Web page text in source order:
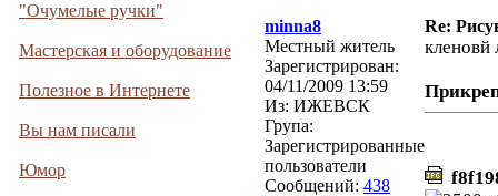
"Очумелые ручки"
Мастерская и оборудование
Полезное в Интернете
Вы нам писали
Юмор
minna8
Re:
Местный житель
Зарегистрирован:
04/11/2009 13:59
Из: ИЖЕВСК
Група:
Зарегистрированные
пользователи
Сообщений: 438
кленовй